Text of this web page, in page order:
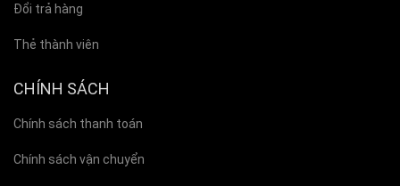
Đổi trả hàng
Thẻ thành viên
CHÍNH SÁCH
Chính sách thanh toán
Chính sách vận chuyển